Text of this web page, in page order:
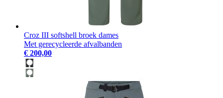
Croz III softshell broek dames
Met gerecycleerde afvalbanden
€ 200,00